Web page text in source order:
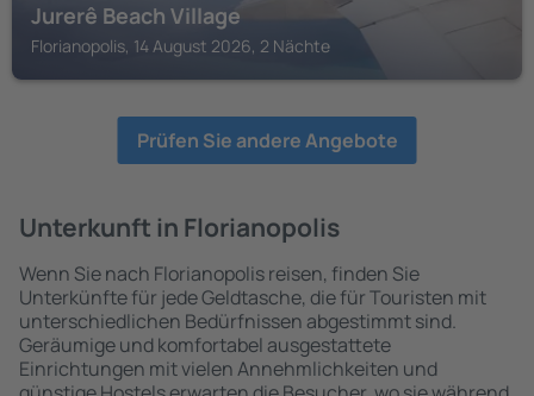
Jurerê Beach Village
Florianopolis, 14 August 2026, 2 Nächte
Prüfen Sie andere Angebote
Unterkunft in Florianopolis
Wenn Sie nach Florianopolis reisen, finden Sie
Unterkünfte für jede Geldtasche, die für Touristen mit
unterschiedlichen Bedürfnissen abgestimmt sind.
Geräumige und komfortabel ausgestattete
Einrichtungen mit vielen Annehmlichkeiten und